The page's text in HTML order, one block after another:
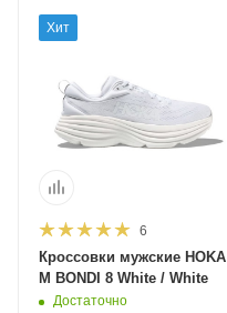
Хит
6
Кроссовки мужские HOKA
M BONDI 8 White / White
Достаточно